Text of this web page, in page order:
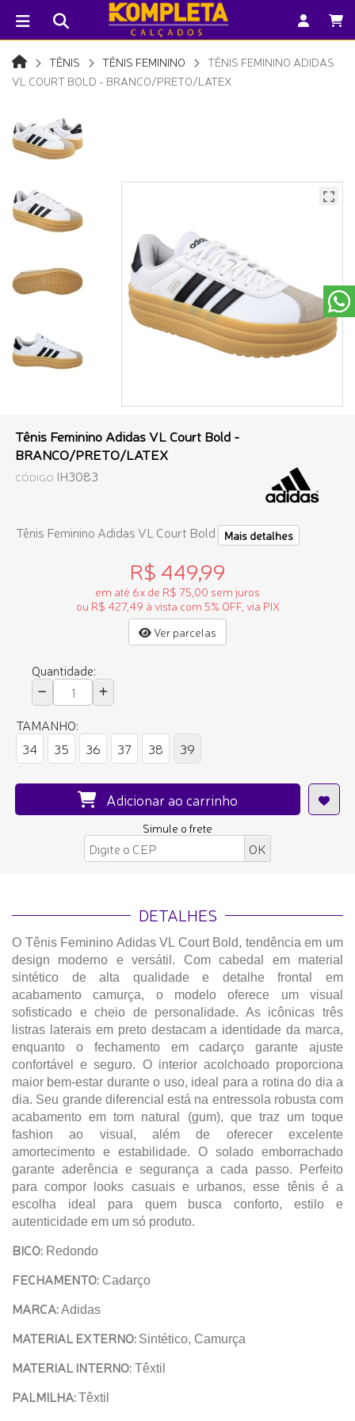
TÊNIS TÊNIS FEMININO
TÊNIS FEMININO ADIDAS
VL COURT BOLD - BRANCO/PRETO/LATEX
Tênis Feminino Adidas VL Court Bold -
BRANCO/PRETO/LATEX
CÓDIGO IH3083
Tênis Feminino Adidas VL Court Bold Mais detalhes
R$ 449,99
em até 6x de R$ 75,00 sem juros
ou R$ 427,49 à vista com 5% OFF, via PIX
Ver parcelas
Quantidade:
TAMANHO:
34
35 36 37 38 39
Adicionar ao carrinho
Simule o frete
DETALHES
O Tênis Feminino Adidas VL Court Bold, tendência em um
design moderno e versátil. Com cabedal em material
sintético de alta qualidade e detalhe frontal em
acabamento camurça, o modelo oferece um visual
sofisticado e cheio de personalidade. As icônicas três
listras laterais em preto destacam a identidade da marca,
enquanto o fechamento em cadarço garante ajuste
confortável e seguro. O interior acolchoado proporciona
maior bem-estar durante o uso, ideal para a rotina do dia a
dia. Seu grande diferencial está na entressola robusta com
acabamento em tom natural (gum), que traz um toque
fashion ao visual, além de oferecer excelente
amortecimento e estabilidade. O solado emborrachado
garante aderência e segurança a cada passo. Perfeito
para compor looks casuais e urbanos, esse tênis é a
escolha ideal para quem busca conforto, estilo e
autenticidade em um só produto.
BICO: Redondo
FECHAMENTO: Cadarço
MARCA:Adidas
MATERIAL EXTERNO: Sintético, Camurça
MATERIAL INTERNO: Têxtil
PALMILHA:Têxtil